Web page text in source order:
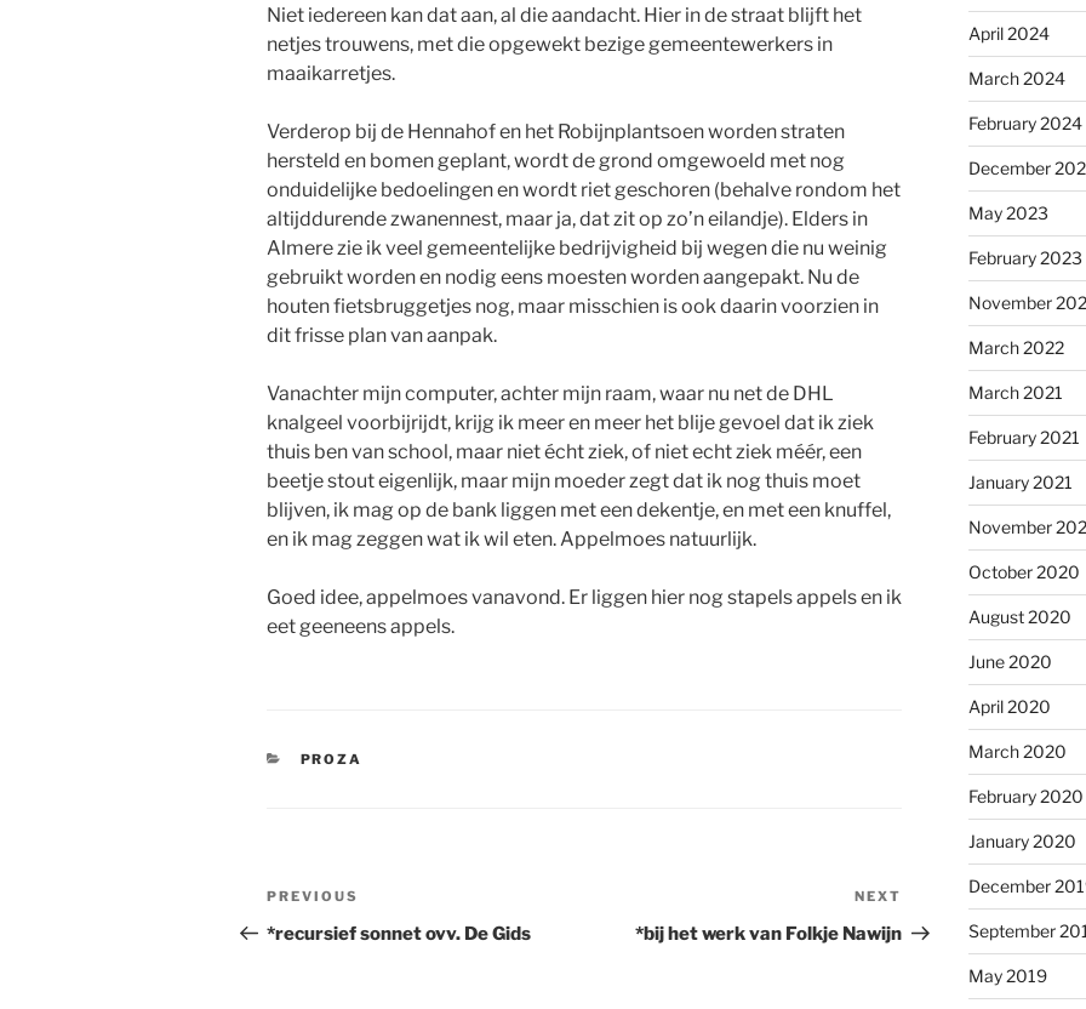
Niet iedereen kan dat aan, al die aandacht. Hier in de straat blijft het
netjes trouwens, met die opgewekt bezige gemeentewerkers in
maaikarretjes.
Verderop bij de Hennahof en het Robijnplantsoen worden straten
hersteld en bomen geplant, wordt de grond omgewoeld met nog
onduidelijke bedoelingen en wordt riet geschoren (behalve rondom het
altijddurende zwanennest, maar ja, dat zit op zo’n eilandje). Elders in
Almere zie ik veel gemeentelijke bedrijvigheid bij wegen die nu weinig
gebruikt worden en nodig eens moesten worden aangepakt. Nu de
houten fietsbruggetjes nog, maar misschien is ook daarin voorzien in
dit frisse plan van aanpak.
Vanachter mijn computer, achter mijn raam, waar nu net de DHL
knalgeel voorbijrijdt, krijg ik meer en meer het blije gevoel dat ik ziek
thuis ben van school, maar niet écht ziek, of niet echt ziek méér, een
beetje stout eigenlijk, maar mijn moeder zegt dat ik nog thuis moet
blijven, ik mag op de bank liggen met een dekentje, en met een knuffel,
en ik mag zeggen wat ik wil eten. Appelmoes natuurlijk.
Goed idee, appelmoes vanavond. Er liggen hier nog stapels appels en ik
eet geeneens appels.
CATEGORIES
PROZA
Post
navigation
Previous
Post
PREVIOUS
*recursief sonnet ovv. De Gids
Post
NEXT
*bij het werk van Folkje Nawijn
April 2024
March 2024
February 2024
December
May 2023
February 2023
November
March 2022
March 2021
February 2021
January 2021
November
October 2020
August 2020
June 2020
April 2020
March 2020
February 2020
January 2020
December
September
May 2019